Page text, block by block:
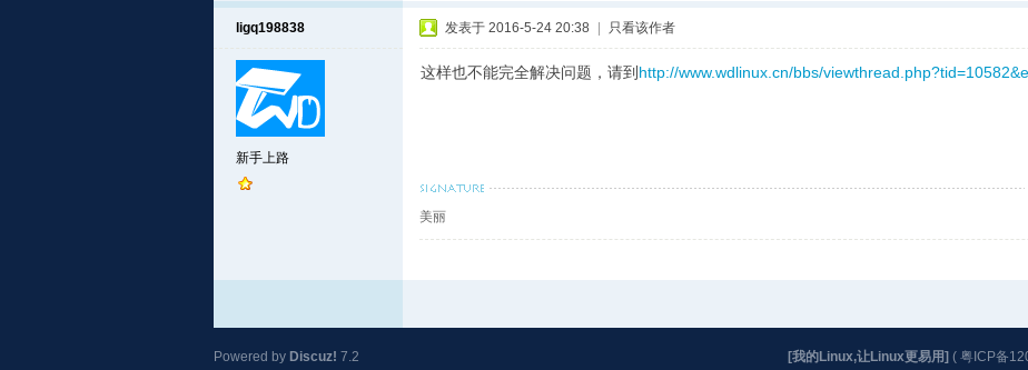
ligq198838
新手上路
发表于 2016-5-24 20:38 只看该作者
这样也不能完全解决问题，请到 http://www.wdlinux.cn/bbs/
美丽
[我的Linux,让Linux更易用] ( 粤ICP备
Powered by Discuz! 7.2